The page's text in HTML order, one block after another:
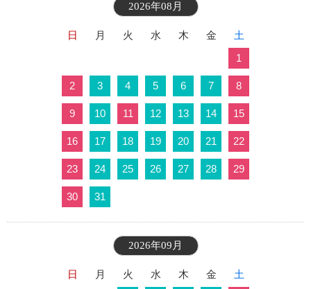
2026年08月
日 月 火 水 木 金
土
1
2 3 4 5 6 7 8
9 10 11 12 13 14 15
16 17 18 19 20 21 22
23 24 25 26 27 28 29
30 31
2026年09月
日 月 火 水 木 金
土